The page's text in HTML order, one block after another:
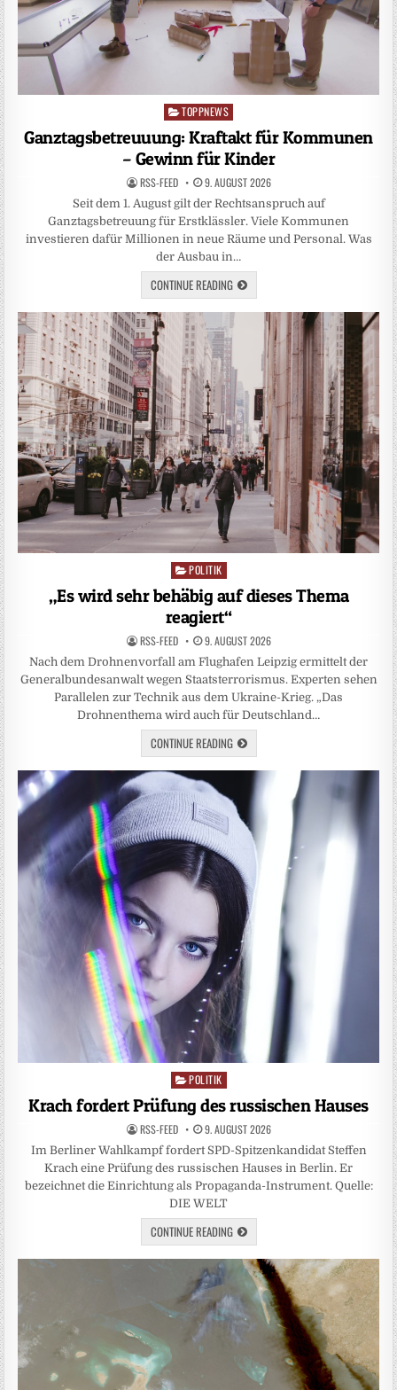
Posted
TOPPNEWS
Ganztagsbetreuuung: Kraftakt für Kommunen
– Gewinn für Kinder
RSS-FEED 9. AUGUST 2026
Seit dem 1. August gilt der Rechtsanspruch auf
Ganztagsbetreuung für Erstklässler. Viele Kommunen
investieren dafür Millionen in neue Räume und Personal. Was
der Ausbau in…
CONTINUE READING
Posted
in
POLITIK
„Es wird sehr behäbig auf dieses Thema
reagiert“
RSS-FEED 9. AUGUST 2026
Nach dem Drohnenvorfall am Flughafen Leipzig ermittelt der
Generalbundesanwalt wegen Staatsterrorismus. Experten sehen
Parallelen zur Technik aus dem Ukraine-Krieg. „Das
Drohnenthema wird auch für Deutschland…
CONTINUE READING
Posted
POLITIK
Krach fordert Prüfung des russischen Hauses
RSS-FEED 9. AUGUST 2026
Im Berliner Wahlkampf fordert SPD-Spitzenkandidat Steffen
Krach eine Prüfung des russischen Hauses in Berlin. Er
bezeichnet die Einrichtung als Propaganda-Instrument. Quelle:
DIE WELT
CONTINUE READING